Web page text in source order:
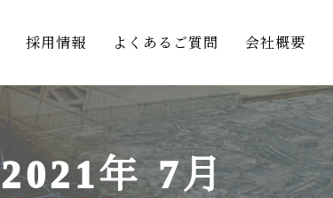
採用情報 よくあるご質問 会社概要
2021年 7月